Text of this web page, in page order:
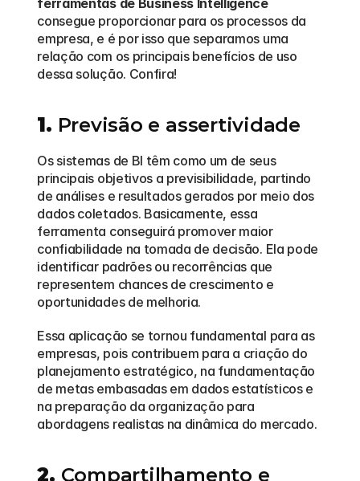
consegue proporcionar para os processos da
empresa, e é por isso que separamos uma
relação com os principais benefícios de uso
dessa solução. Confira!
1. Previsão e assertividade
Os sistemas de BI têm como um de seus
principais objetivos a previsibilidade, partindo
de análises e resultados gerados por meio dos
dados coletados. Basicamente, essa
ferramenta conseguirá promover maior
confiabilidade na tomada de decisão. Ela pode
identificar padrões ou recorrências que
representem chances de crescimento e
oportunidades de melhoria.
Essa aplicação se tornou fundamental para as
empresas, pois contribuem para a criação do
planejamento estratégico, na fundamentação
de metas embasadas em dados estatísticos e
na preparação da organização para
abordagens realistas na dinâmica do mercado.
2. Compartilhamento e